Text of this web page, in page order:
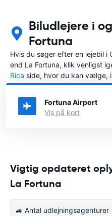
Biludlejere i
Fortuna
Hvis du søger efter en lejebil i
end La Fortuna, klik venligst
Rica side, hvor du kan vælge,
ønsker at leje en bil.
Fortuna Airport
Vis på kort
Vigtig opdateret
La Fortuna
🚙 Antal udlejningsagenturer